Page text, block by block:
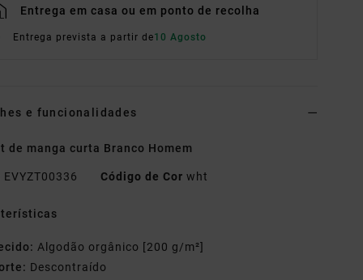
Entrega em casa ou em ponto de recolha
Entrega prevista a partir de10 Agosto
e funcionalidades
de manga curta Branco Homem
EVYZT00336 Código de Cor wht
Algodão orgânico [200 g/m²]
Descontraído